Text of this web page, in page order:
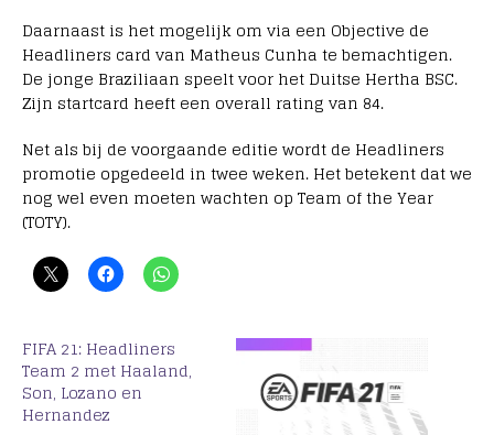
Daarnaast is het mogelijk om via een Objective de
Headliners card van Matheus Cunha te bemachtigen.
De jonge Braziliaan speelt voor het Duitse Hertha BSC.
Zijn startcard heeft een overall rating van 84.
Net als bij de voorgaande editie wordt de Headliners
promotie opgedeeld in twee weken. Het betekent dat we
nog wel even moeten wachten op Team of the Year
(TOTY).
FIFA 21: Headliners
Team 2 met Haaland,
Son, Lozano en
Hernandez